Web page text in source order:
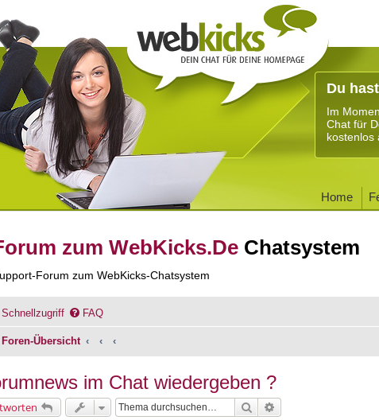
Du
Im
Chat für
kostenlos
Home
zum WebKicks.De Chatsystem
Forum zum WebKicks-Chatsystem
Schnellzugriff FAQ
Foren-Übersicht
im Chat wiedergeben ?
Suche